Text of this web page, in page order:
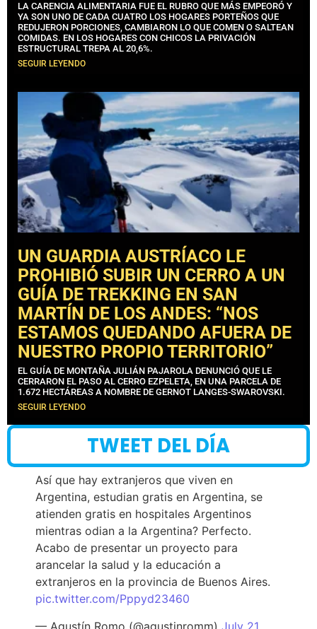
LA CARENCIA ALIMENTARIA FUE EL RUBRO QUE MÁS EMPEORÓ Y
YA SON UNO DE CADA CUATRO LOS HOGARES PORTEÑOS QUE
REDUJERON PORCIONES, CAMBIARON LO QUE COMEN O SALTEAN
COMIDAS. EN LOS HOGARES CON CHICOS LA PRIVACIÓN
ESTRUCTURAL TREPA AL 20,6%.
SEGUIR LEYENDO
UN GUARDIA AUSTRÍACO LE
PROHIBIÓ SUBIR UN CERRO A UN
GUÍA DE TREKKING EN SAN
MARTÍN DE LOS ANDES: “NOS
ESTAMOS QUEDANDO AFUERA DE
NUESTRO PROPIO TERRITORIO”
EL GUÍA DE MONTAÑA JULIÁN PAJAROLA DENUNCIÓ QUE LE
CERRARON EL PASO AL CERRO EZPELETA, EN UNA PARCELA DE
1.672 HECTÁREAS A NOMBRE DE GERNOT LANGES-SWAROVSKI.
SEGUIR LEYENDO
TWEET DEL DÍA
Así que hay extranjeros que viven en
Argentina, estudian gratis en Argentina, se
atienden gratis en hospitales Argentinos
mientras odian a la Argentina? Perfecto.
Acabo de presentar un proyecto para
arancelar la salud y la educación a
extranjeros en la provincia de Buenos Aires.
pic.twitter.com/Pppyd23460
— Agustín Romo (@agustinromm) July 21,